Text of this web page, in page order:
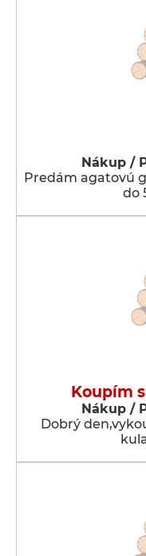
Nákup /
Predám agatovú
do
Koupím
Nákup /
Dobrý